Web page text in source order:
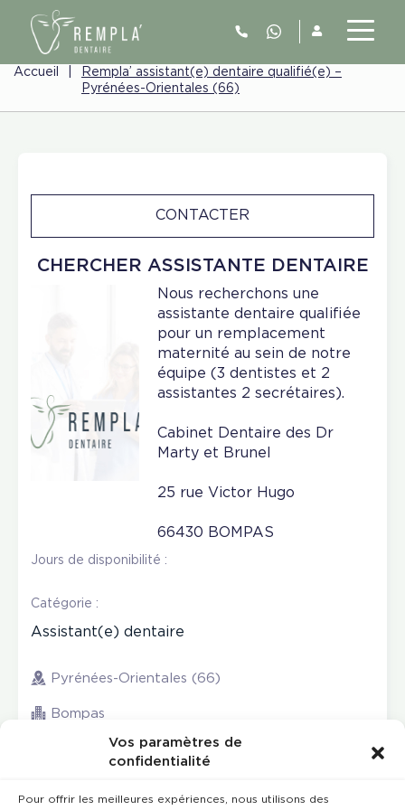
Vos paramètres de
confidentialité
Pour offrir les meilleures expériences, nous utilisons des
Accueil
Rempla’ assistant(e) dentaire qualifié(e) –
Pyrénées-Orientales (66)
CHERCHER ASSISTANTE DENTAIRE
CONTACTER
Nous recherchons une
assistante dentaire qualifiée
pour un remplacement
maternité au sein de notre
équipe (3 dentistes et 2
assistantes 2 secrétaires).
Cabinet Dentaire des Dr
Marty et Brunel
25 rue Victor Hugo
66430 BOMPAS
Jours de disponibilité :
Catégorie :
Assistant(e) dentaire
Pyrénées-Orientales (66)
Bompas